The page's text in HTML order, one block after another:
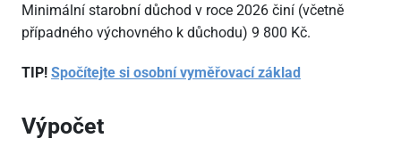
Minimální starobní důchod v roce 2026 činí (včetně
případného výchovného k důchodu) 9 800 Kč.
TIP! Spočítejte si osobní vyměřovací základ
Výpočet